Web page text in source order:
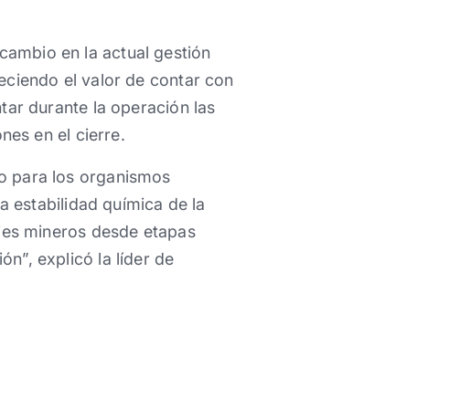
en la actual gestión
el valor de contar con
durante la operación las
en el cierre.
para los organismos
estabilidad química de la
mineros desde etapas
explicó la líder de